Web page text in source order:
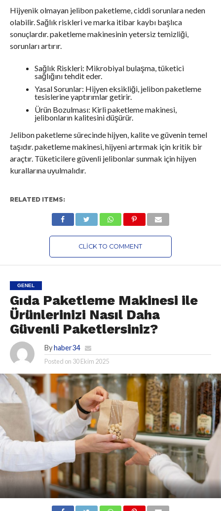
Hijyenik olmayan jelibon paketleme, ciddi sorunlara neden
olabilir. Sağlık riskleri ve marka itibar kaybı başlıca
sonuçlardır. paketleme makinesinin yetersiz temizliği,
sorunları artırır.
Sağlık Riskleri: Mikrobiyal bulaşma, tüketici
sağlığını tehdit eder.
Yasal Sorunlar: Hijyen eksikliği, jelibon paketleme
tesislerine yaptırımlar getirir.
Ürün Bozulması: Kirli paketleme makinesi,
jelibonların kalitesini düşürür.
Jelibon paketleme sürecinde hijyen, kalite ve güvenin temel
taşıdır. paketleme makinesi, hijyeni artırmak için kritik bir
araçtır. Tüketicilere güvenli jelibonlar sunmak için hijyen
kurallarına uyulmalıdır.
RELATED ITEMS:
CLICK TO COMMENT
GENEL
Gıda Paketleme Makinesi ile
Ürünlerinizi Nasıl Daha
Güvenli Paketlersiniz?
By haber34
Posted on 30 Ekim 2025